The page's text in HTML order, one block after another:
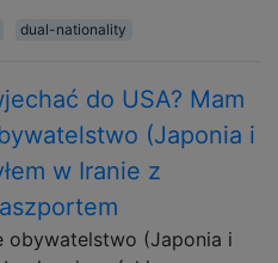
dual-nationality
do USA? Mam
(Japonia i
w Iranie z
obywatelstwo (Japonia i